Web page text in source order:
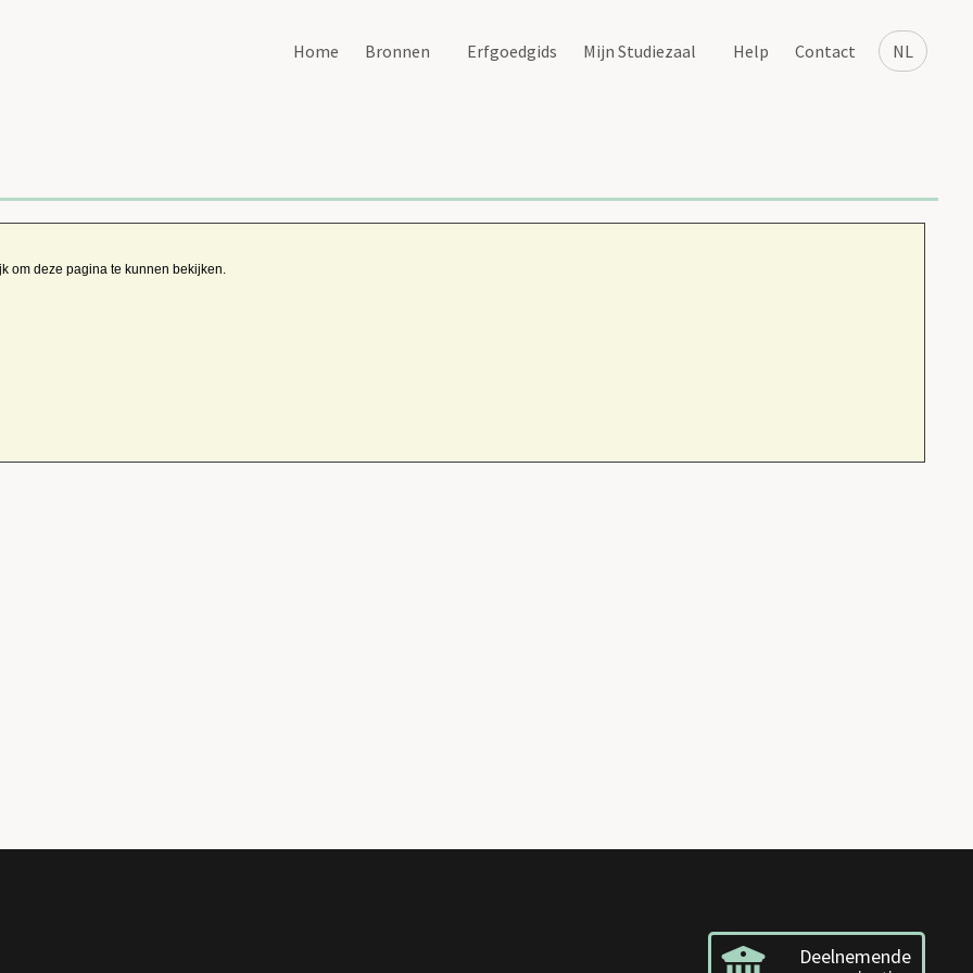
NL
Home Bronnen Erfgoedgids Mijn Studiezaal Help Contact
om deze pagina te kunnen bekijken.
Deelnemende